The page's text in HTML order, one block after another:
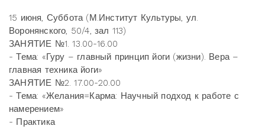
15 июня, Суббота (М.Институт Культуры, ул.
Воронянского, 50/4, зал 113)
ЗАНЯТИЕ №1. 13.00-16.00
- Тема: «Гуру – главный принцип йоги (жизни). Вера –
главная техника йоги»
ЗАНЯТИЕ №2. 17.00-20.00
- Тема: «Желания=Карма: Научный подход к работе с
намерением»
- Практика